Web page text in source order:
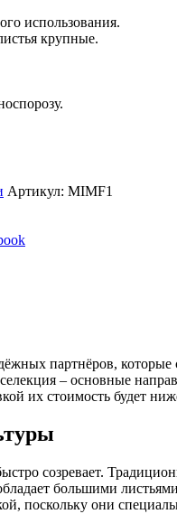
использования.
крупные.
Артикул: MIMF1
Share
партнёров,
– основные
их стоимость будет
созревает.
большими
поскольку они